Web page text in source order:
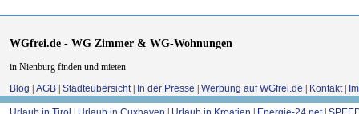
WGfrei.de - WG Zimmer & WG-Wohnungen
in Nienburg finden und mieten
Blog | AGB | Städteübersicht | In der Presse | Werbung auf WGfrei.de | Kontakt |